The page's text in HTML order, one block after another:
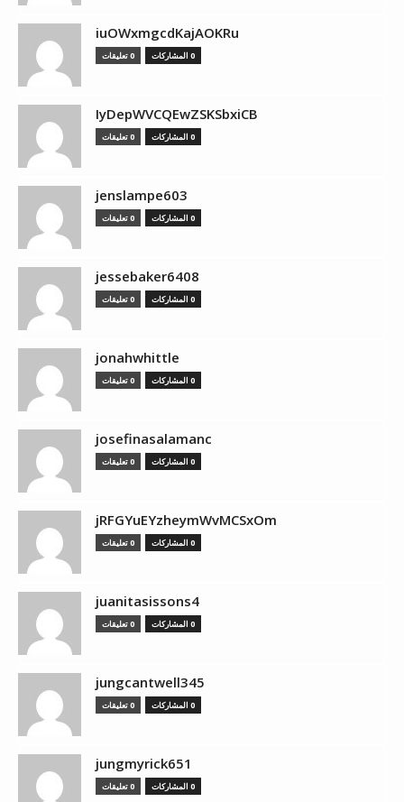
iuOWxmgcdKajAOKRu
0 المشاركات 0 تعليقات
IyDepWVCQEwZSKSbxiCB
0 المشاركات 0 تعليقات
jenslampe603
0 المشاركات 0 تعليقات
jessebaker6408
0 المشاركات 0 تعليقات
jonahwhittle
0 المشاركات 0 تعليقات
josefinasalamanc
0 المشاركات 0 تعليقات
jRFGYuEYzheymWvMCSxOm
0 المشاركات 0 تعليقات
juanitasissons4
0 المشاركات 0 تعليقات
jungcantwell345
0 المشاركات 0 تعليقات
jungmyrick651
0 المشاركات 0 تعليقات